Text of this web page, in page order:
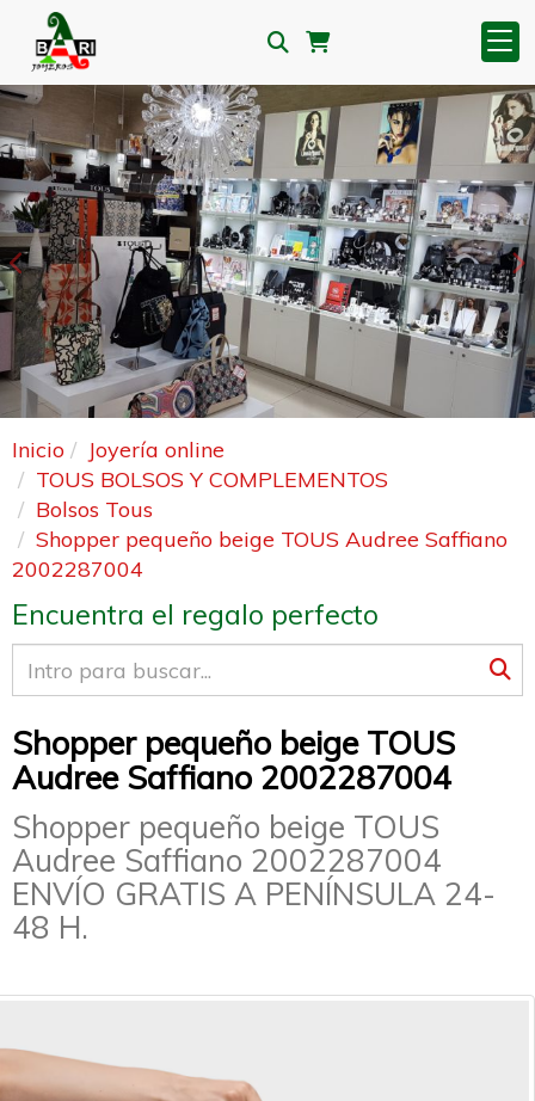
Anterior
Inicio
Joyería online
TOUS BOLSOS Y COMPLEMENTOS
Bolsos Tous
Shopper pequeño beige TOUS Audree Saffiano
2002287004
Encuentra el regalo perfecto
Shopper pequeño beige TOUS
Audree Saffiano 2002287004
Shopper pequeño beige TOUS
Audree Saffiano 2002287004
ENVÍO GRATIS A PENÍNSULA 24-
48 H.